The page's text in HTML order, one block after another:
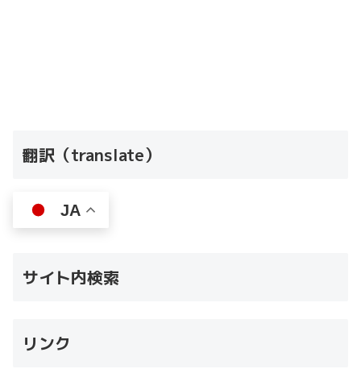
翻訳（translate）
JA
サイト内検索
リンク